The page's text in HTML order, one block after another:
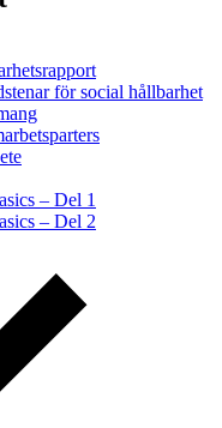
för social hållbarhet
– Del 1
– Del 2